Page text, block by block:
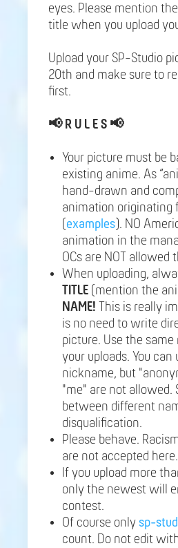
eyes. Please mention
title when you upload
Upload your SP-Studio
20th and make sure to
first.
📢 R U L E S 📢
Your picture must be
existing anime. As
hand-drawn and
animation originating
( examples). NO
animation in the
OCs are NOT allowed
When uploading,
TITLE (mention the
NAME!
This is really
is no need to write
picture. Use the same
your uploads. You can
nickname, but
"me" are not allowed.
between different
disqualification.
Please behave.
are not accepted here.
If you upload more
only the newest will
contest.
Of course only sp-
count. Do not edit